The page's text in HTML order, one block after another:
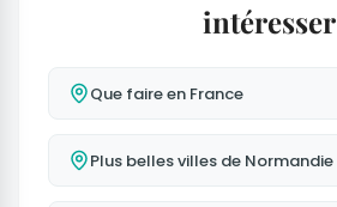
intéresser
Que faire en France
Plus belles villes de Normandie